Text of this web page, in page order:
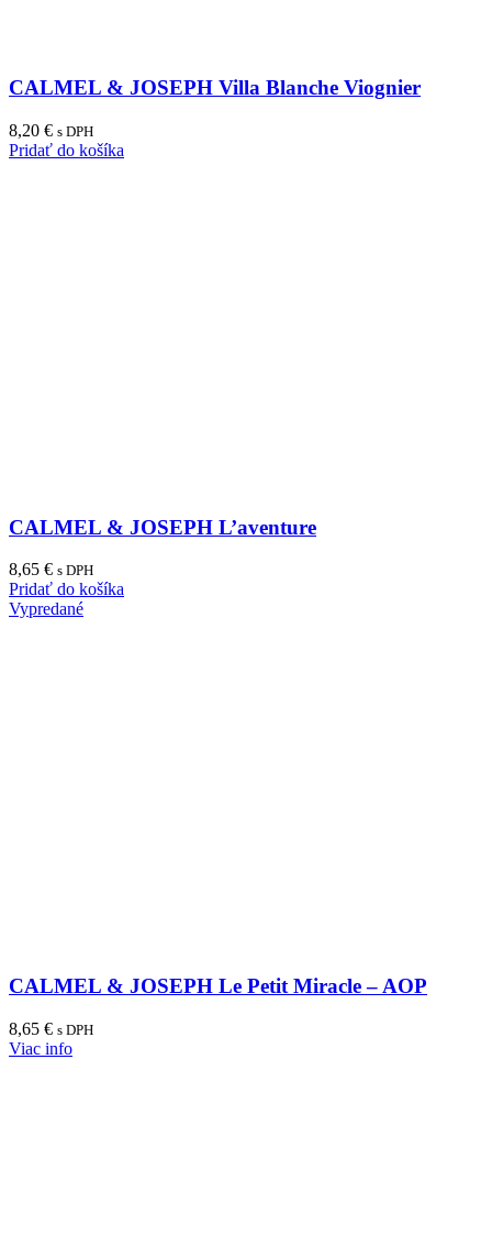
CALMEL & JOSEPH Villa Blanche Viognier
8,20 € s DPH
Pridať do košíka
CALMEL & JOSEPH L’aventure
8,65 € s DPH
Pridať do košíka
Vypredané
CALMEL & JOSEPH Le Petit Miracle – AOP
8,65 € s DPH
Viac info